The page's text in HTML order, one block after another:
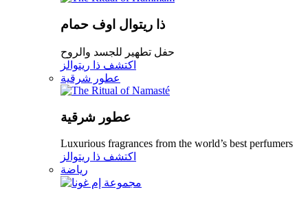
ذا ريتوال اوف حمام
حفل تطهير للجسد والروح
اكتشف ذا ريتوالز
عطور شرقية
عطور شرقية
Luxurious fragrances from the world’s best perfumers
اكتشف ذا ريتوالز
رياضة